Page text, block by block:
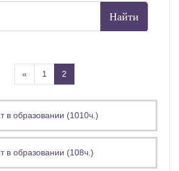
« Назад
1 2
в образовании (1010ч.)
в образовании (108ч.)